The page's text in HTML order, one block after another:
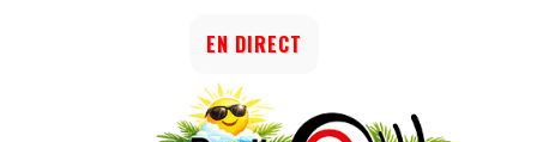
EN DIRECT